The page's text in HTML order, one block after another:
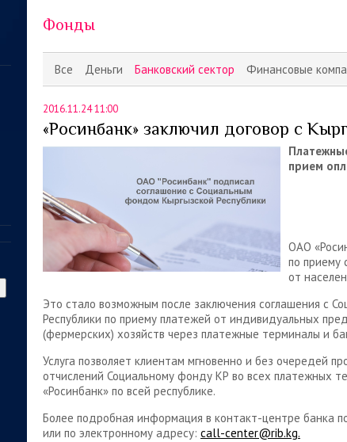
Все Деньги Банковский сектор Финансовые
Фонды
2016.11.24 11:00
«Росинбанк» заключил договор с
прием
ОАО
по приему
от
Это стало возможным после заключения соглашения с
Республики по приему платежей от индивидуальных
(фермерских) хозяйств через платежные терминалы и
Услуга позволяет клиентам мгновенно и без очередей
отчислений Социальному фонду КР во всех платежных
«Росинбанк» по всей республике.
Более подробная информация в контакт-центре банка
или по электронному адресу: call-center@rib.kg.